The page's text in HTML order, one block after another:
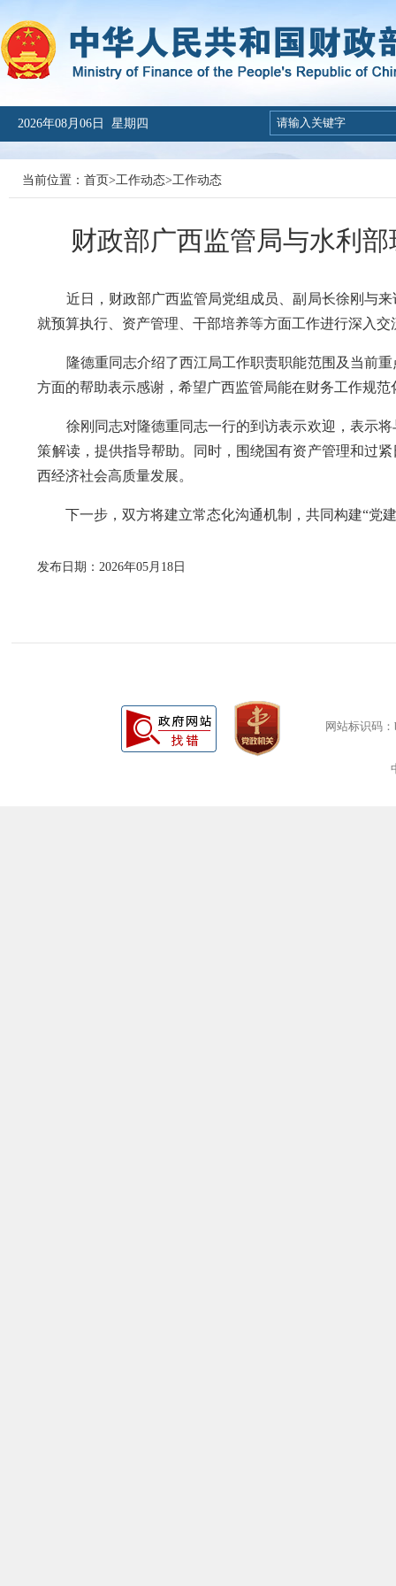
2026年08月06日 星期四
当前位置： 首页>工作动态>工作动态
财政部广西监管局与水利
近日，财政部广西监管局党组成员、副局长徐刚与来
就预算执行、资产管理、干部培养等方面工作进行深入交
隆德重同志介绍了西江局工作职责职能范围及当前重
方面的帮助表示感谢，希望广西监管局能在财务工作规
徐刚同志对隆德重同志一行的到访表示欢迎，表示将
策解读，提供指导帮助。同时，围绕国有资产管理和过
西经济社会高质量发展。
下一步，双方将建立常态化沟通机制，共同构建“党
发布日期：2026年05月18日
网站标识码